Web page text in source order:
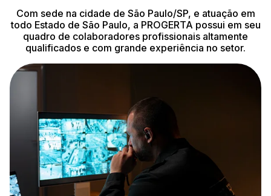
Com sede na cidade de São Paulo/SP, e atuação em
todo Estado de São Paulo, a PROGERTA possui em seu
quadro de colaboradores profissionais altamente
qualificados e com grande experiência no setor.